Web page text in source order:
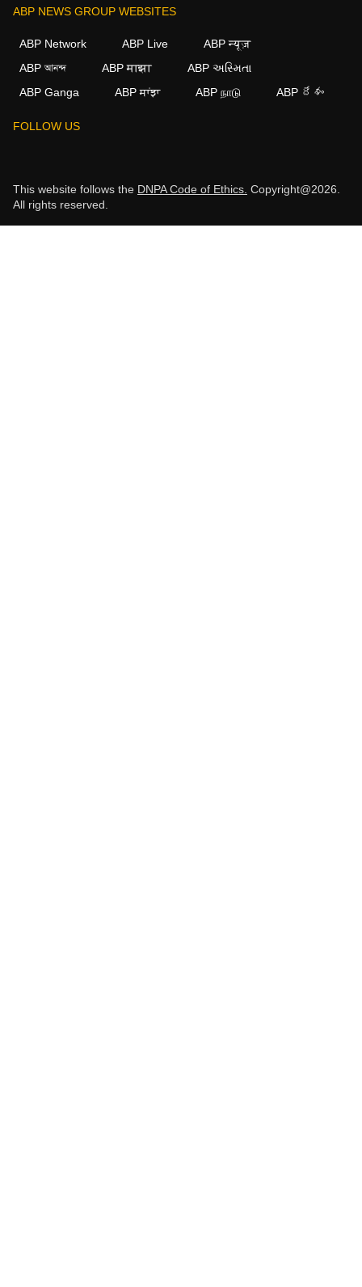
ABP NEWS GROUP WEBSITES
ABP Network ABP Live
ABP न्यूज़
ABP আনন্দ
ABP माझा
ABP અસ્મિતા
ABP Ganga
ABP ਸਾਂਝਾ ABP நாடு ABP దేశం
FOLLOW US
This website follows the DNPA Code of Ethics. Copyright@2026.
All rights reserved.